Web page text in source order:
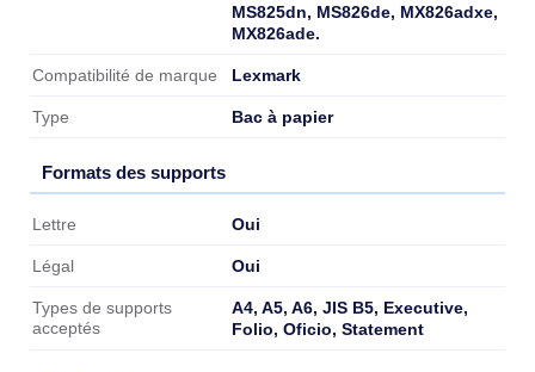
MS825dn, MS826de, MX826adxe,
MX826ade.
Compatibilité de marque Lexmark
Type Bac à papier
Formats des supports
Formats des supports
Lettre Oui
Légal Oui
Types de supports
acceptés
A4, A5, A6, JIS B5, Executive,
Folio, Oficio, Statement